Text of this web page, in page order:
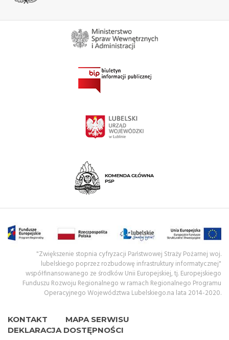
KONTAKT
MAPA SERWISU
DEKLARACJA DOSTĘPNOŚCI
"Zwiększenie stopnia cyfryzacji Państwowej Straży Pożarnej woj.
lubelskiego poprzez rozbudowę infrastruktury informatycznej"
współfinansowanego ze środków Unii Europejskiej, tj. Europejskiego
Funduszu Rozwoju Regionalnego w ramach Regionalnego Programu
Operacyjnego Województwa Lubelskiego.na lata 2014-2020.